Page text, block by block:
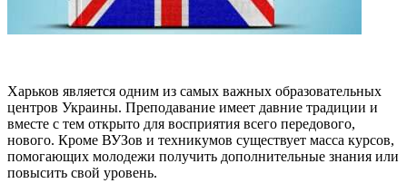
Харьков является одним из самых важных образовательных
центров Украины. Преподавание имеет давние традиции и
вместе с тем открыто для восприятия всего передового,
нового. Кроме ВУЗов и техникумов существует масса курсов,
помогающих молодежи получить дополнительные знания или
повысить свой уровень.